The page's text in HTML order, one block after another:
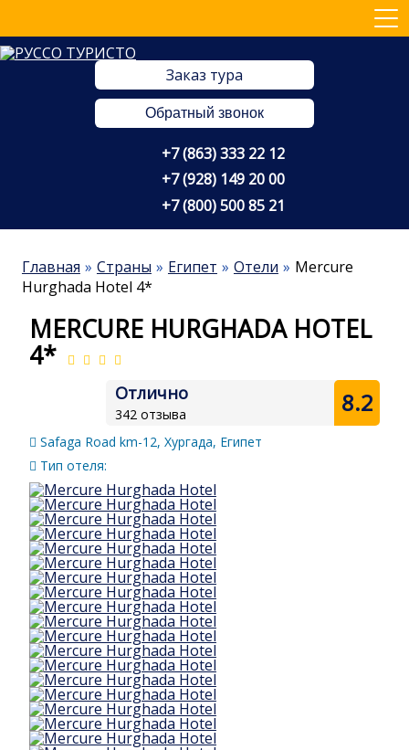
Заказ тура
Обратный звонок
+7 (863) 333 22 12
+7 (928) 149 20 00
+7 (800) 500 85 21
Главная Страны Египет Отели
Mercure
Hurghada Hotel 4*
MERCURE HURGHADA HOTEL
4*
Отлично
342 отзыва 8.2
Safaga Road km-12, Хургада, Египет
Тип отеля: